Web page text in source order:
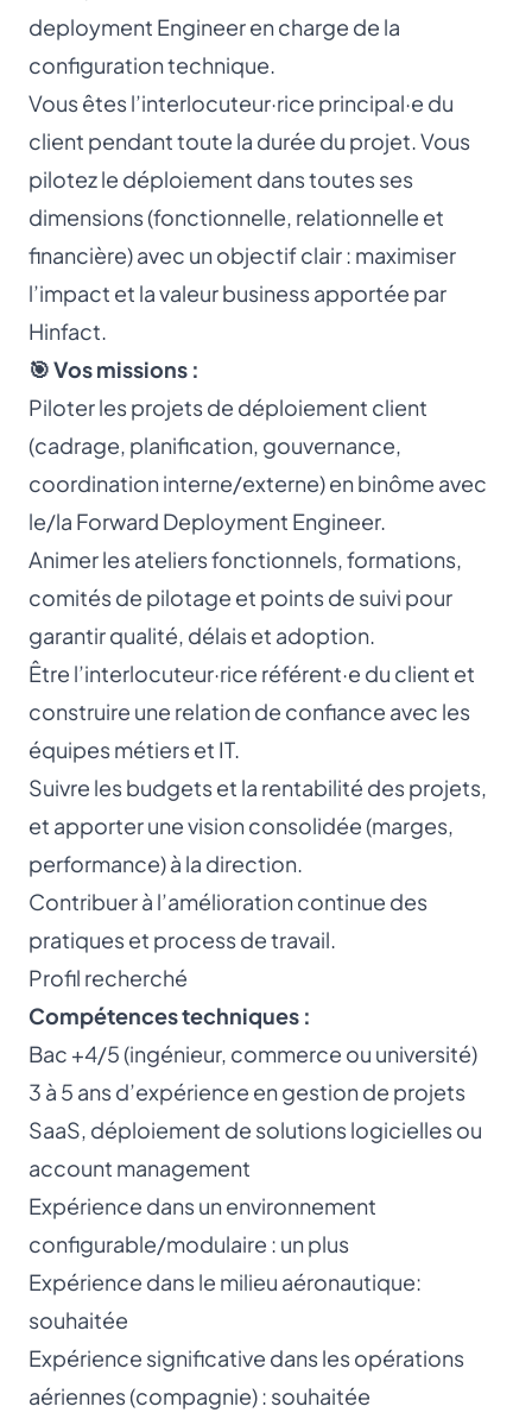
deployment Engineer en charge de la
configuration technique.
Vous êtes l’interlocuteur·rice principal·e du
client pendant toute la durée du projet. Vous
pilotez le déploiement dans toutes ses
dimensions (fonctionnelle, relationnelle et
financière) avec un objectif clair : maximiser
l’impact et la valeur business apportée par
Hinfact.
🎯 Vos missions :
Piloter les projets de déploiement client
(cadrage, planification, gouvernance,
coordination interne/externe) en binôme avec
le/la Forward Deployment Engineer.
Animer les ateliers fonctionnels, formations,
comités de pilotage et points de suivi pour
garantir qualité, délais et adoption.
Être l’interlocuteur·rice référent·e du client et
construire une relation de confiance avec les
équipes métiers et IT.
Suivre les budgets et la rentabilité des projets,
et apporter une vision consolidée (marges,
performance) à la direction.
Contribuer à l’amélioration continue des
pratiques et process de travail.
Profil recherché
Compétences techniques :
Bac +4/5 (ingénieur, commerce ou université)
3 à 5 ans d’expérience en gestion de projets
SaaS, déploiement de solutions logicielles ou
account management
Expérience dans un environnement
configurable/modulaire : un plus
Expérience dans le milieu aéronautique:
souhaitée
Expérience significative dans les opérations
aériennes (compagnie) : souhaitée